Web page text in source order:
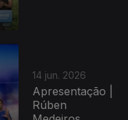
14 jun. 2026
Apresentação |
Rúben